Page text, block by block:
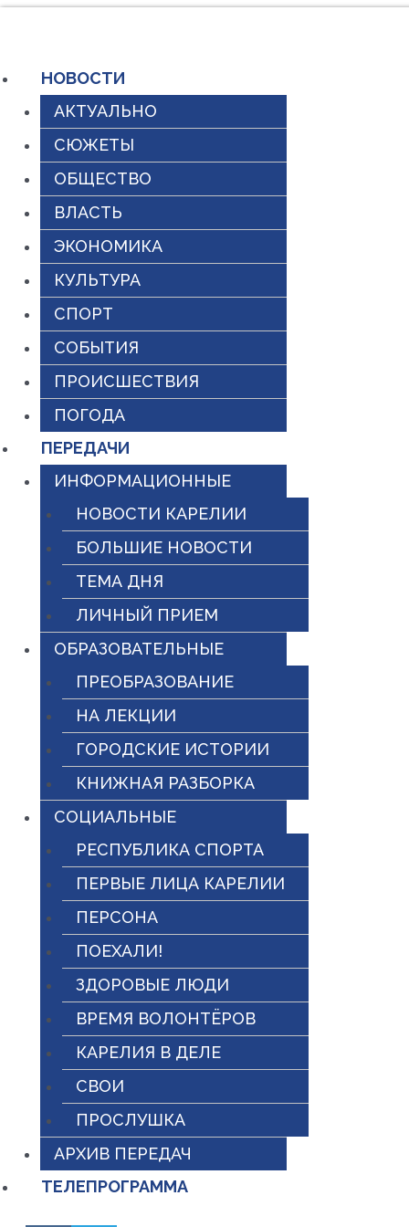
содержимому
НОВОСТИ
АКТУАЛЬНО
СЮЖЕТЫ
ОБЩЕСТВО
ВЛАСТЬ
ЭКОНОМИКА
КУЛЬТУРА
СПОРТ
СОБЫТИЯ
ПРОИСШЕСТВИЯ
ПОГОДА
ПЕРЕДАЧИ
ИНФОРМАЦИОННЫЕ
НОВОСТИ КАРЕЛИИ
БОЛЬШИЕ НОВОСТИ
ТЕМА ДНЯ
ЛИЧНЫЙ ПРИЕМ
ОБРАЗОВАТЕЛЬНЫЕ
ПРЕОБРАЗОВАНИЕ
НА ЛЕКЦИИ
ГОРОДСКИЕ ИСТОРИИ
КНИЖНАЯ РАЗБОРКА
СОЦИАЛЬНЫЕ
РЕСПУБЛИКА СПОРТА
ПЕРВЫЕ ЛИЦА КАРЕЛИИ
ПЕРСОНА
ПОЕХАЛИ!
ЗДОРОВЫЕ ЛЮДИ
ВРЕМЯ ВОЛОНТЁРОВ
КАРЕЛИЯ В ДЕЛЕ
СВОИ
ПРОСЛУШКА
АРХИВ ПЕРЕДАЧ
ТЕЛЕПРОГРАММА